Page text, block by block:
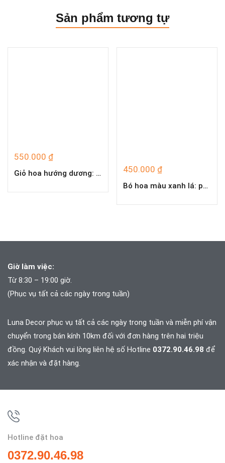
Sản phẩm tương tự
550.000 ₫
Giỏ hoa hướng dương: hoa hướng dương, phăng xanh, lan tường, thanh liễu 450.000 ₫
Bó hoa màu xanh lá: phăng xanh, cúc tana, màu sắc mới lạ, sang trọng
Giờ làm việc:
Từ 8:30 – 19:00 giờ.
(Phục vụ tất cả các ngày trong tuần)
Luna Decor phục vụ tất cả các ngày trong tuần và miễn phí vận
chuyển trong bán kính 10km đối với đơn hàng trên hai triệu
đồng. Quý Khách vui lòng liên hệ số Hotline 0372.90.46.98 để
xác nhận và đặt hàng.
Hotline đặt hoa
0372.90.46.98